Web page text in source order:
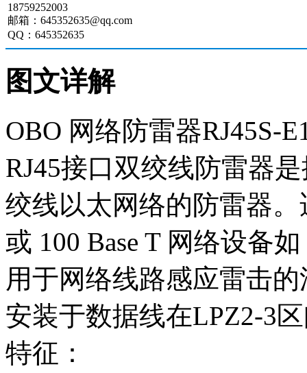
18759252003
邮箱：645352635@qq.com
QQ：645352635
图文详解
OBO 网络防雷器RJ45S-
RJ45接口双绞线防雷器
绞线以太网络的防雷器。
或 100 Base T 网络设备
用于网络线路感应雷击
安装于数据线在LPZ2-3
特征：